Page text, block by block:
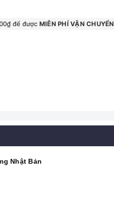
để được MIÊN PHÍ VẬN CHUYỂN
Nhật Bản